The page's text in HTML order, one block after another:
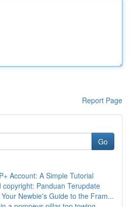
Report Page
Go
Account: A Simple Tutorial
copyright: Panduan Terupdate
Newbie's Guide to the Fram...